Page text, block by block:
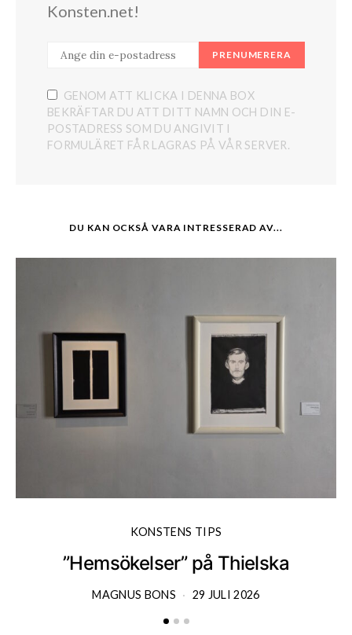
Konsten.net!
PRENUMERERA
GENOM ATT KLICKA I DENNA BOX
BEKRÄFTAR DU ATT DITT NAMN OCH DIN E-
POSTADRESS SOM DU ANGIVIT I
FORMULÄRET FÅR LAGRAS PÅ VÅR SERVER.
DU KAN OCKSÅ VARA INTRESSERAD AV...
KONSTENS TIPS
”Hemsökelser” på Thielska
MAGNUS BONS 29 JULI 2026